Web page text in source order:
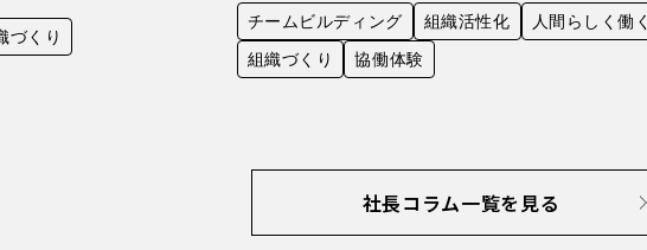
づくり
チームビルディング 組織活性化
人間らしく働く
組織づくり
協働体験
社長コラム一覧を見る